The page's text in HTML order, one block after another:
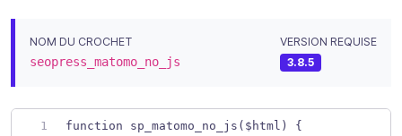
NOM DU CROCHET
seopress_matomo_no_js
VERSION REQUISE
3.8.5
function sp_matomo_no_js($html) {